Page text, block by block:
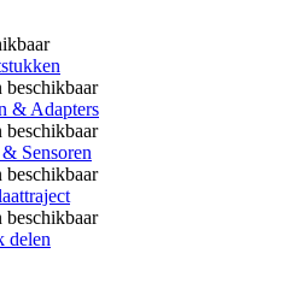
beschikbaar
& Adapters
beschikbaar
Sensoren
beschikbaar
beschikbaar
delen